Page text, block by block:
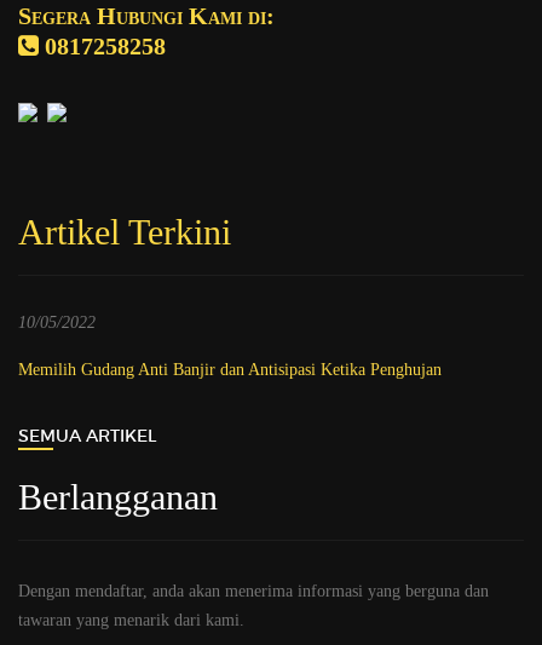
Segera Hubungi Kami di:
0817258258
Artikel Terkini
10/05/2022
Memilih Gudang Anti Banjir dan Antisipasi Ketika Penghujan
SEMUA ARTIKEL
Berlangganan
Dengan mendaftar, anda akan menerima informasi yang berguna dan
tawaran yang menarik dari kami.